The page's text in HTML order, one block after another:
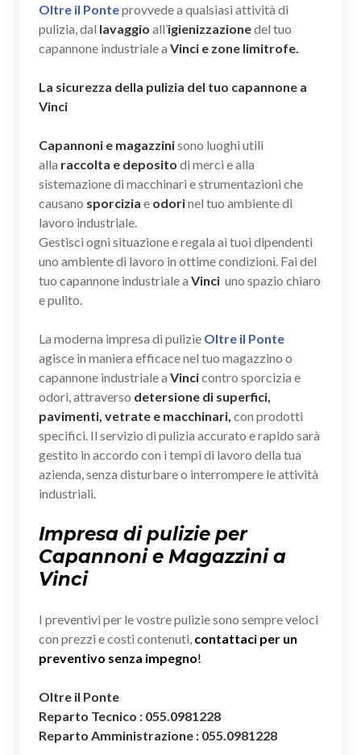
Oltre il Ponteprovvede a qualsiasi attività di
pulizia, dal lavaggio all’igienizzazionedel tuo
capannone industriale a Vinci e zone limitrofe.
La sicurezza della pulizia del tuo capannone a
Vinci
Capannoni e magazzinisono luoghi utili
alla raccolta e deposito di merci e alla
sistemazione di macchinari e strumentazioni che
causano sporcizia e odorinel tuo ambiente di
lavoro industriale.
Gestisci ogni situazione e regala ai tuoi dipendenti
uno ambiente di lavoro in ottime condizioni. Fai del
tuo capannone industriale a Vinci uno spazio chiaro
e pulito.
La moderna impresa di pulizie Oltre il Ponte
agisce in maniera efficace nel tuo magazzino o
capannone industriale a Vincicontro sporcizia e
odori, attraverso detersione di superfici,
pavimenti, vetrate e macchinari, con prodotti
specifici. Il servizio di pulizia accurato e rapido sarà
gestito in accordo con i tempi di lavoro della tua
azienda, senza disturbare o interrompere le attività
industriali.
Impresa di pulizie per
Capannoni e Magazzini a
Vinci
I preventivi per le vostre pulizie sono sempre veloci
con prezzi e costi contenuti, contattaci per un
preventivo senza impegno!
Oltre il Ponte
Reparto Tecnico : 055.0981228
Reparto Amministrazione : 055.0981228